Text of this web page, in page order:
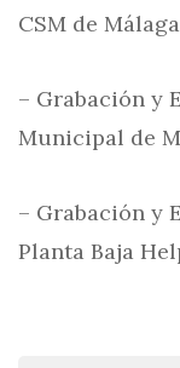
CSM de
– Grabación y
Municipal de
– Grabación y
Planta Baja